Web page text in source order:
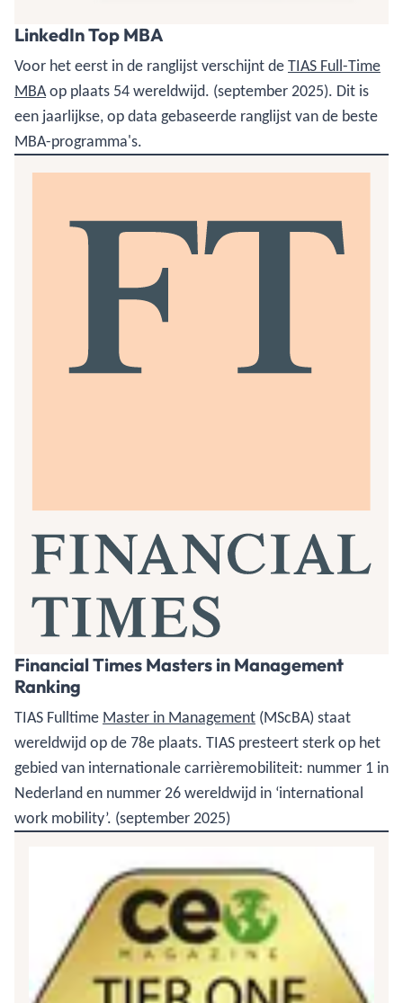
LinkedIn Top MBA
Voor het eerst in de ranglijst verschijnt deTIAS Full-Time
MBAop plaats 54 wereldwijd. (september 2025). Dit is
een jaarlijkse, op data gebaseerde ranglijst van de beste
MBA-programma's.
Financial Times Masters in Management
Ranking
TIAS Fulltime Master in Management (MScBA) staat
wereldwijd op de 78e plaats. TIAS presteert sterk op het
gebied van internationale carrièremobiliteit: nummer 1 in
Nederland en nummer 26 wereldwijd in ‘international
work mobility’. (september 2025)